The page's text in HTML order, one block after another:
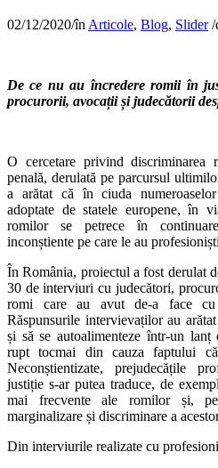
02/12/2020/în Articole, Blog, Slider /
De ce nu au încredere romii în
procurorii, avocații și judecătorii
O cercetare privind
penală, derulată pe parcursul
a arătat că în ciuda numeroaselor
adoptate de statele europene, în
romilor se petrece în
inconștiente pe care le au
În România, proiectul a fost derulat
30 de interviuri cu judecători,
romi care au avut de-a face cu
Răspunsurile intervievaților au
și să se autoalimenteze într-un lanț
rupt tocmai din cauza faptului
Neconștientizate, prejudecățile
justiție s-ar putea traduce, de
mai frecvente ale romilor și,
marginalizare și discriminare a
Din interviurile realizate cu